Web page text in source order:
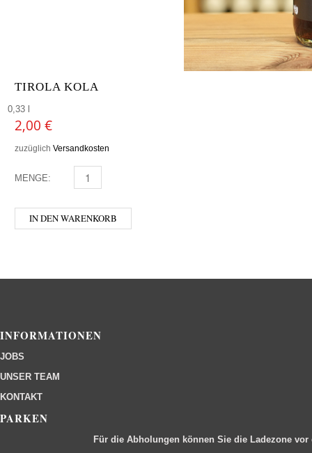
TIROLA KOLA
0,33 l
2,00 €
zuzüglich Versandkosten
MENGE: TIROLA KOLA MENGE
IN DEN WARENKORB
INFORMATIONEN
JOBS
UNSER TEAM
KONTAKT
PARKEN
Für die Abholungen können Sie die Ladezone